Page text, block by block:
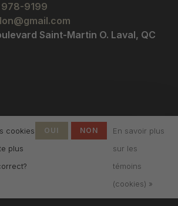
9199
Saint-Martin O. Laval, QC
cookies
plus
OUI NON
En savoir plus
sur les
témoins
(cookies) »